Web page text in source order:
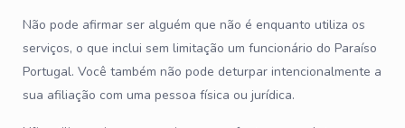
Não pode afirmar ser alguém que não é enquanto utiliza os
serviços, o que inclui sem limitação um funcionário do Paraíso
Portugal. Você também não pode deturpar intencionalmente a
sua afiliação com uma pessoa física ou jurídica.